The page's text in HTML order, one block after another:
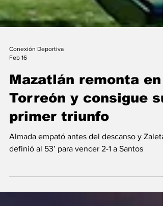
Conexión Deportiva
Feb 16
Mazatlán remonta en
Torreón y consigue su
primer triunfo